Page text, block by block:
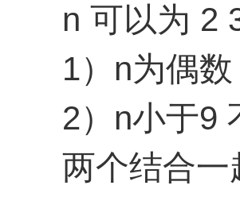
n 可以为 2
1）n为偶
2）n小于9
两个结合